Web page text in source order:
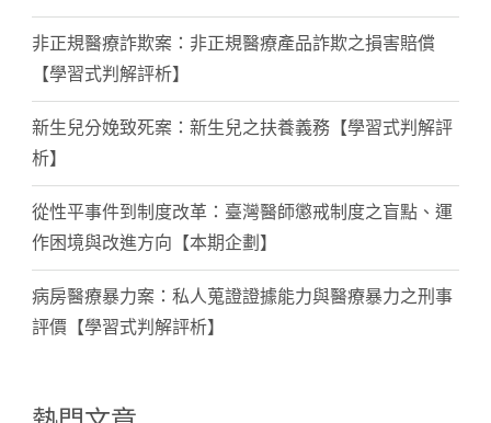
非正規醫療詐欺案：非正規醫療產品詐欺之損害賠償
【學習式判解評析】
新生兒分娩致死案：新生兒之扶養義務【學習式判解評
析】
從性平事件到制度改革：臺灣醫師懲戒制度之盲點、運
作困境與改進方向【本期企劃】
病房醫療暴力案：私人蒐證證據能力與醫療暴力之刑事
評價【學習式判解評析】